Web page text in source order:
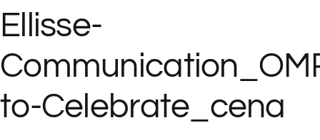
Ellisse-
to-Celebrate_cena